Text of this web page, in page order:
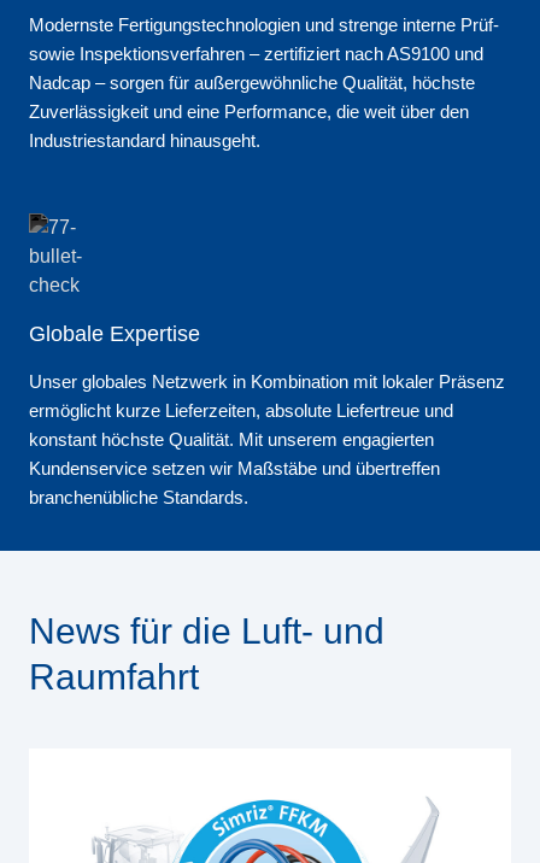
Modernste Fertigungstechnologien und strenge interne Prüf-
sowie Inspektionsverfahren – zertifiziert nach AS9100 und
Nadcap – sorgen für außergewöhnliche Qualität, höchste
Zuverlässigkeit und eine Performance, die weit über den
Industriestandard hinausgeht.
Globale Expertise
Unser globales Netzwerk in Kombination mit lokaler Präsenz
ermöglicht kurze Lieferzeiten, absolute Liefertreue und
konstant höchste Qualität. Mit unserem engagierten
Kundenservice setzen wir Maßstäbe und übertreffen
branchenübliche Standards.
News für die Luft- und
Raumfahrt